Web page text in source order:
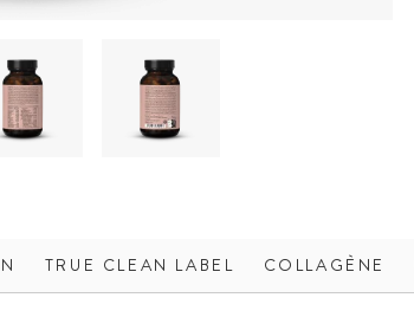
TRUE CLEAN LABEL COLLAGÈNE